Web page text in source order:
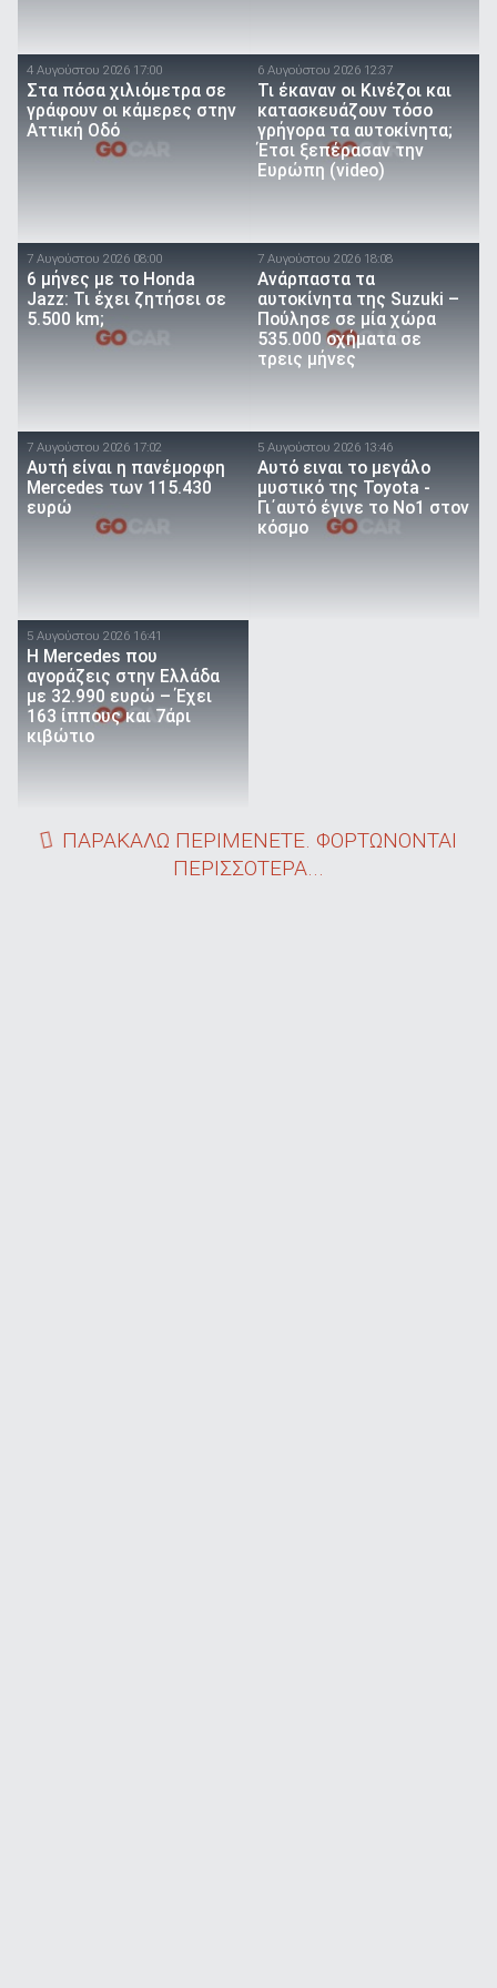
4 Αυγούστου 2026 17:00
Στα πόσα χιλιόμετρα σε
γράφουν οι κάμερες στην
Αττική Οδό
6 Αυγούστου 2026 12:37
Τι έκαναν οι Κινέζοι και
κατασκευάζουν τόσο
γρήγορα τα αυτοκίνητα;
Έτσι ξεπέρασαν την
Ευρώπη (video)
7 Αυγούστου 2026 08:00
6 μήνες με το Honda
Jazz: Τι έχει ζητήσει σε
5.500 km;
7 Αυγούστου 2026 18:08
Ανάρπαστα τα
αυτοκίνητα της Suzuki –
Πούλησε σε μία χώρα
535.000 οχήματα σε
τρεις μήνες
7 Αυγούστου 2026 17:02
Αυτή είναι η πανέμορφη
Mercedes των 115.430
ευρώ
5 Αυγούστου 2026 13:46
Αυτό ειναι τo μεγάλο
μυστικό της Toyota -
Γι΄αυτό έγινε το Νο1 στον
κόσμο
5 Αυγούστου 2026 16:41
Η Mercedes που
αγοράζεις στην Ελλάδα
με 32.990 ευρώ – Έχει
163 ίππους και 7άρι
κιβώτιο
ΠΑΡΑΚΑΛΩ ΠΕΡΙΜΕΝΕΤΕ. ΦΟΡΤΩΝΟΝΤΑΙ
ΠΕΡΙΣΣΟΤΕΡΑ...